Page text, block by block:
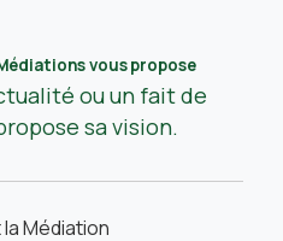
vous propose
ou un fait de
sa vision.
Médiation